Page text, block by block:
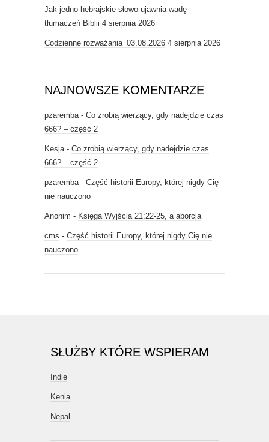
Jak jedno hebrajskie słowo ujawnia wadę
tłumaczeń Biblii 4 sierpnia 2026
Codzienne rozważania_03.08.2026 4 sierpnia 2026
NAJNOWSZE KOMENTARZE
pzaremba- Co zrobią wierzący, gdy nadejdzie czas
666? – część 2
Kesja- Co zrobią wierzący, gdy nadejdzie czas
666? – część 2
pzaremba- Część historii Europy, której nigdy Cię
nie nauczono
Anonim - Księga Wyjścia 21:22-25, a aborcja
cms - Część historii Europy, której nigdy Cię nie
nauczono
SŁUŻBY KTÓRE WSPIERAM
Indie
Kenia
Nepal